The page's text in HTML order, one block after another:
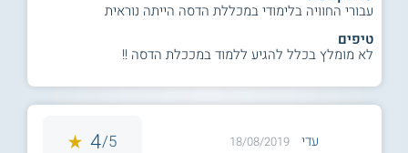
עבורי החוויה בלימודי במכללת הדסה הייתה נוראית
טיפים
לא מומלץ בכלל להגיע ללמוד במככלת הדסה !!
עדי 18/08/2019
5/
4